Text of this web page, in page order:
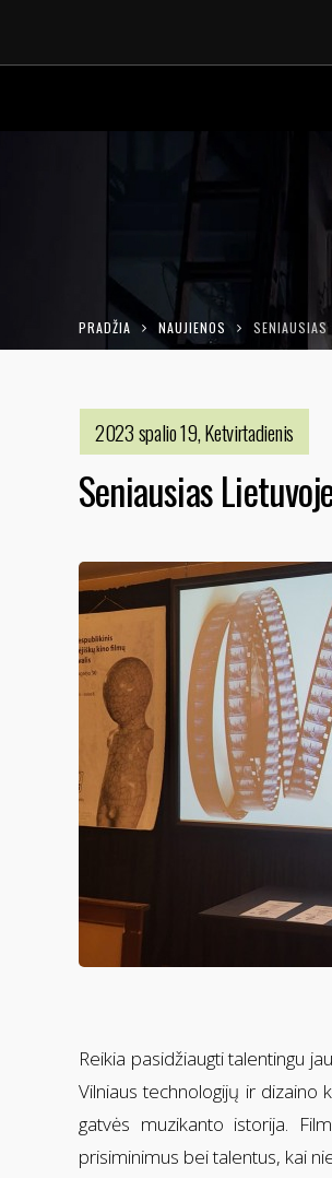
PRADŽIA NAUJIENOS SENIAUSIAS
2023 spalio 19, Ketvirtadienis
Seniausias
Reikia pasidžiaugti talentingu
Vilniaus technologijų ir dizaino
gatvės muzikanto istorija.
prisiminimus bei talentus, kai